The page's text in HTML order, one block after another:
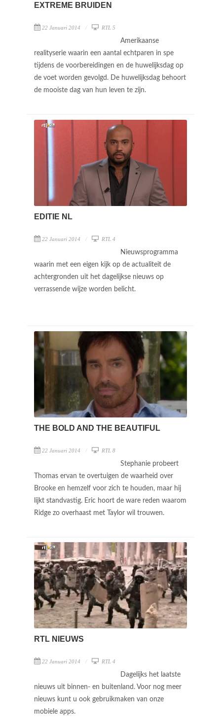
EXTREME BRUIDEN
22 Januari 2014 RTL 5
Amerikaanse
realityserie waarin een aantal echtparen in spe
tijdens de voorbereidingen en de huwelijksdag op
de voet worden gevolgd. De huwelijksdag behoort
de mooiste dag van hun leven te zijn.
EDITIE NL
22 Januari 2014 RTL 4
Nieuwsprogramma
waarin met een eigen kijk op de actualiteit de
achtergronden uit het dagelijkse nieuws op
verrassende wijze worden belicht.
THE BOLD AND THE BEAUTIFUL
22 Januari 2014 RTL 8
Stephanie probeert
Thomas ervan te overtuigen de waarheid over
Brooke en hemzelf voor zich te houden, maar hij
lijkt standvastig. Eric hoort de ware reden waarom
Ridge zo overhaast met Taylor wil trouwen.
RTL NIEUWS
22 Januari 2014 RTL 4
Dagelijks het laatste
nieuws uit binnen- en buitenland. Voor nog meer
nieuws kunt u ook gebruikmaken van onze
mobiele apps.